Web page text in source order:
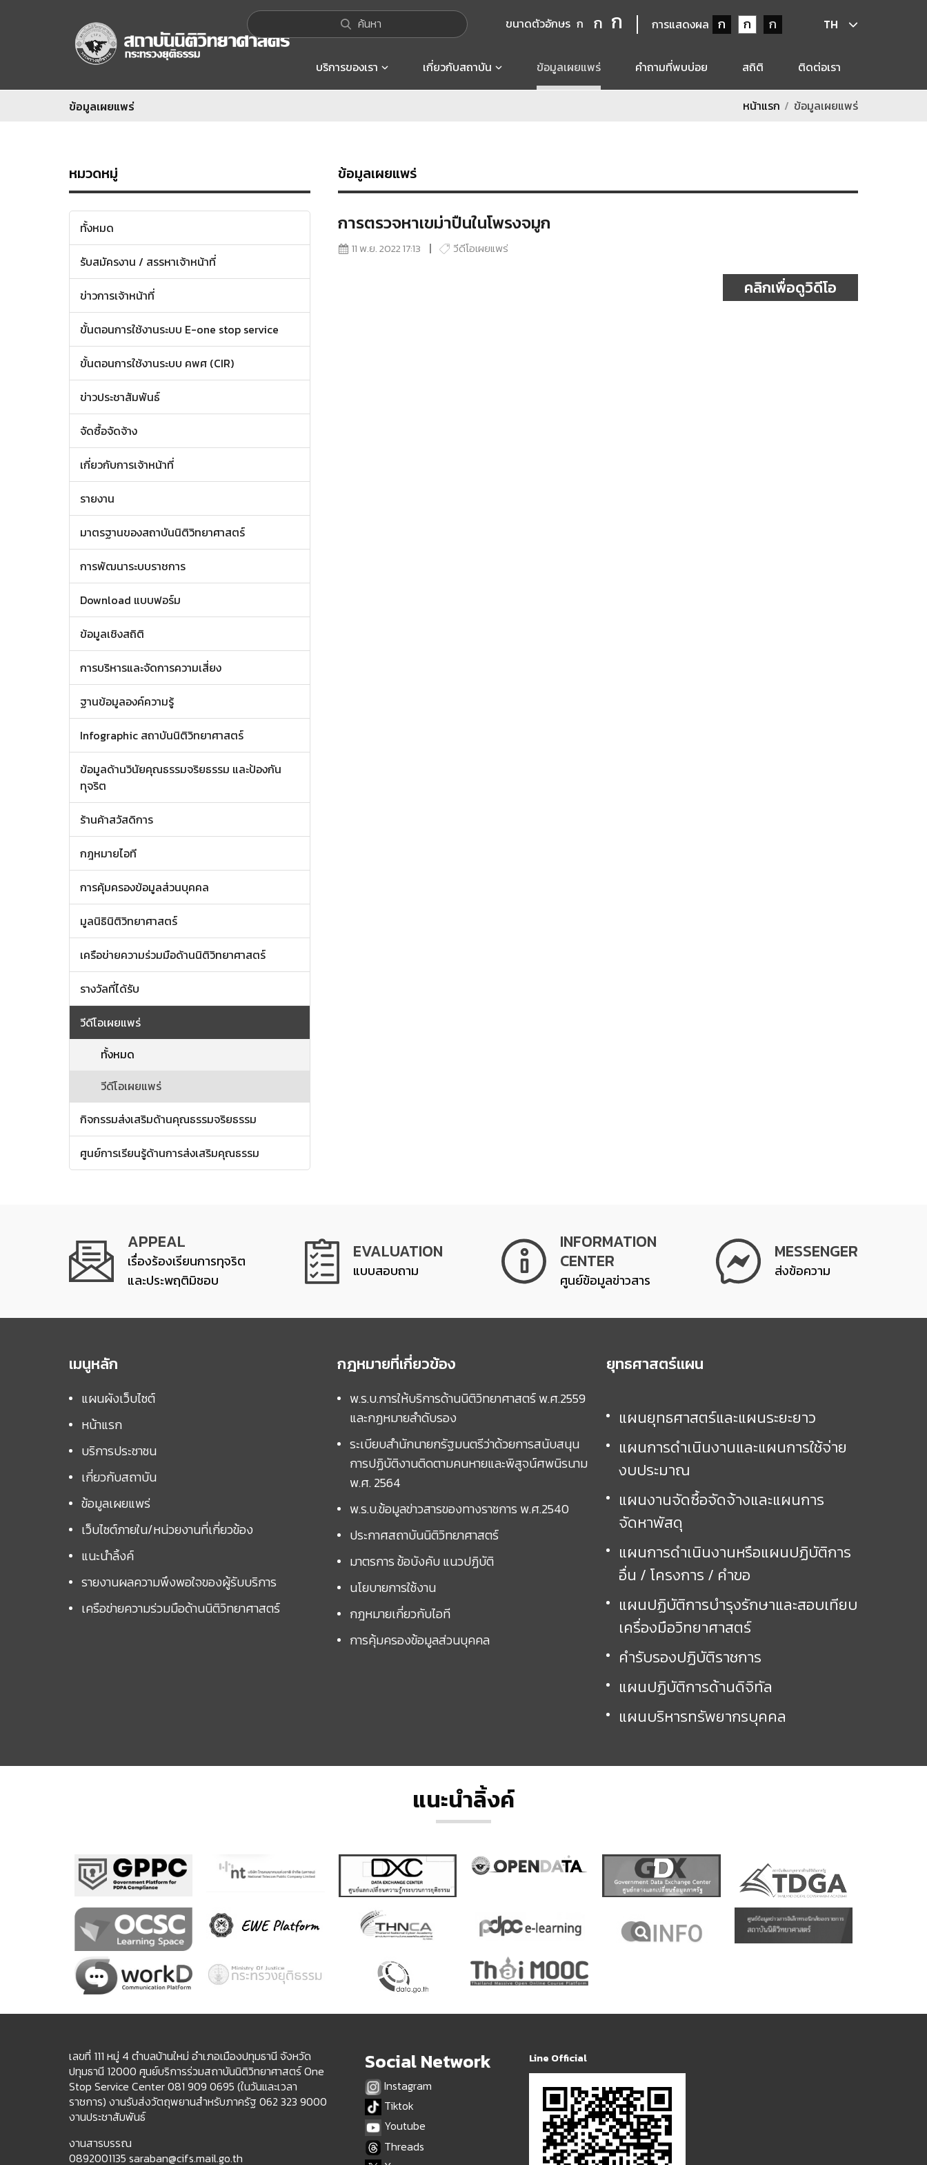
ค้นหา ขนาดตัวอักษร ก ก ก การแสดงผล ก ก ก TH
บริการของเรา เกี่ยวกับสถาบัน ข้อมูลเผยแพร่ คำถามที่พบบ่อย สถิติ ติดต่อเรา
ข้อมูลเผยแพร่ หน้าแรก ข้อมูลเผยแพร่
หมวดหมู่
ทั้งหมด
รับสมัครงาน / สรรหาเจ้าหน้าที่
ข่าวการเจ้าหน้าที่
ขั้นตอนการใช้งานระบบ E-one stop service
ขั้นตอนการใช้งานระบบ คพศ (CIR)
ข่าวประชาสัมพันธ์
จัดซื้อจัดจ้าง
เกี่ยวกับการเจ้าหน้าที่
รายงาน
มาตรฐานของสถาบันนิติวิทยาศาสตร์
การพัฒนาระบบราชการ
Download แบบฟอร์ม
ข้อมูลเชิงสถิติ
การบริหารและจัดการความเสี่ยง
ฐานข้อมูลองค์ความรู้
Infographic สถาบันนิติวิทยาศาสตร์
ข้อมูลด้านวินัยคุณธรรมจริยธรรม และป้องกัน
ทุจริต
ร้านค้าสวัสดิการ
กฎหมายไอที
การคุ้มครองข้อมูลส่วนบุคคล
มูลนิธินิติวิทยาศาสตร์
เครือข่ายความร่วมมือด้านนิติวิทยาศาสตร์
รางวัลที่ได้รับ
วีดีโอเผยแพร่
ทั้งหมด
วีดีโอเผยแพร่
กิจกรรมส่งเสริมด้านคุณธรรมจริยธรรม
ศูนย์การเรียนรู้ด้านการส่งเสริมคุณธรรม
ข้อมูลเผยแพร่
การตรวจหาเขม่าปืนในโพรงจมูก
11 พ.ย. 2022 17:13 วีดีโอเผยแพร่
คลิกเพื่อดูวิดีโอ
APPEAL
เรื่องร้องเรียนการทุจริต
และประพฤติมิชอบ
EVALUATION
แบบสอบถาม
INFORMATION
CENTER
ศูนย์ข้อมูลข่าวสาร
MESSENGER
ส่งข้อความ
เมนูหลัก
แผนผังเว็บไซต์
หน้าแรก
บริการประชาชน
เกี่ยวกับสถาบัน
ข้อมูลเผยแพร่
เว็บไซต์ภายใน/หน่วยงานที่เกี่ยวข้อง
แนะนำลิ้งค์
รายงานผลความพึงพอใจของผู้รับบริการ
เครือข่ายความร่วมมือด้านนิติวิทยาศาสตร์
กฎหมายที่เกี่ยวข้อง
พ.ร.บ.การให้บริการด้านนิติวิทยาศาสตร์ พ.ศ.2559
และกฏหมายลำดับรอง
ระเบียบสำนักนายกรัฐมนตรีว่าด้วยการสนับสนุน
การปฏิบัติงานติดตามคนหายและพิสูจน์ศพนิรนาม
พ.ศ. 2564
พ.ร.บ.ข้อมูลข่าวสารของทางราชการ พ.ศ.2540
ประกาศสถาบันนิติวิทยาศาสตร์
มาตรการ ข้อบังคับ แนวปฏิบัติ
นโยบายการใช้งาน
กฎหมายเกี่ยวกับไอที
การคุ้มครองข้อมูลส่วนบุคคล
ยุทธศาสตร์แผน
แผนยุทธศาสตร์และแผนระยะยาว
แผนการดำเนินงานและแผนการใช้จ่าย
งบประมาณ
แผนงานจัดซื้อจัดจ้างและแผนการ
จัดหาพัสดุ
แผนการดำเนินงานหรือแผนปฏิบัติการ
อื่น / โครงการ / คำขอ
แผนปฏิบัติการบำรุงรักษาและสอบเทียบ
เครื่องมือวิทยาศาสตร์
คำรับรองปฏิบัติราชการ
แผนปฏิบัติการด้านดิจิทัล
แผนบริหารทรัพยากรบุคคล
แนะนำลิ้งค์
เลขที่ 111 หมู่ 4 ตำบลบ้านใหม่ อำเภอเมืองปทุมธานี จังหวัด
ปทุมธานี 12000 ศูนย์บริการร่วมสถาบันนิติวิทยาศาสตร์ One
Stop Service Center 081 909 0695 (ในวันและเวลา
ราชการ) งานรับส่งวัตถุพยานสำหรับภาครัฐ 062 323 9000
งานประชาสัมพันธ์
งานสารบรรณ
0892001135 saraban@cifs.mail.go.th
Social Network
Instagram
Tiktok
Youtube
Threads
Line Official